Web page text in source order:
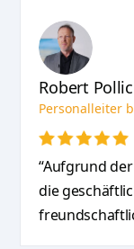
Robert
Personalleiter
“Aufgrund
die